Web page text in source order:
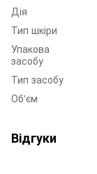
Дія
Тип шкіри
Упакова
засобу
Тип засобу
Об'єм
Відгуки